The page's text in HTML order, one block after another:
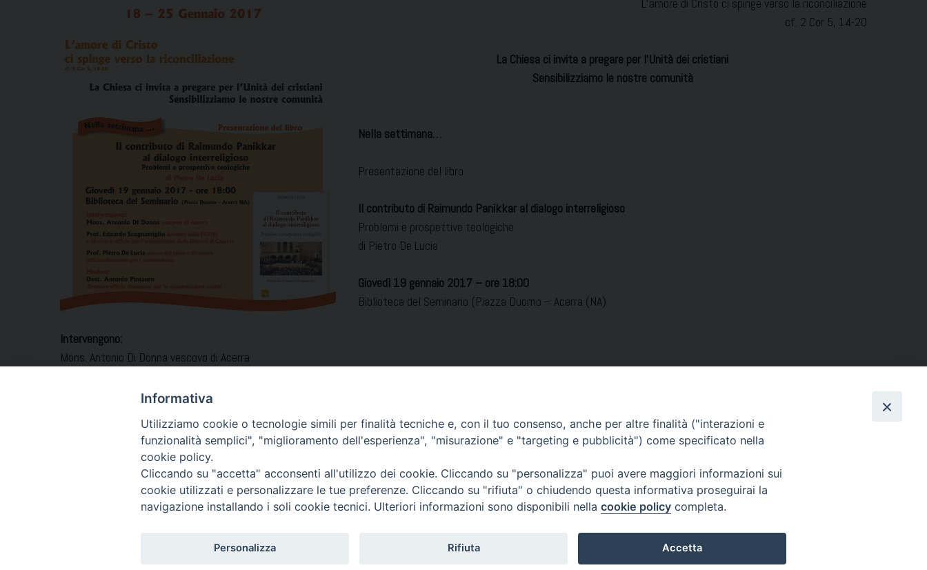
L’amore di Cristo ci spinge verso la riconciliazione
cf. 2 Cor 5, 14-20
La Chiesa ci invita a pregare per l’Unità dei cristiani
Sensibilizziamo le nostre comunità
Nella settimana…
Presentazione del libro
Il contributo di Raimundo Panikkar al dialogo interreligioso
Problemi e prospettive teologiche
di Pietro De Lucia
Giovedì 19 gennaio 2017 – ore 18:00
Biblioteca del Seminario (Piazza Duomo – Acerra (NA)
Intervengono:
Mons. Antonio Di Donna vescovo di Acerra
Prof. Pietro De Lucia autore del testo e direttore ufficio diocesano per l’ecumenismo
Dott. Antonio Pintauro direttore ufficio diocesano per le comunicazioni sociali
Piazza Duomo 7 - 80011 Acerra (NA) - Tel/Fax 081 5209329 - ced@diocesiacerra.it © 2019Diocesi di Acerra
Informativa
Utilizziamo cookie o tecnologie simili per finalità tecniche e, con il tuo consenso, anche per altre finalità ("interazioni e
funzionalità semplici", "miglioramento dell'esperienza", "misurazione" e "targeting e pubblicità") come specificato nella
cookie policy.
Cliccando su "accetta" acconsenti all'utilizzo dei cookie. Cliccando su "personalizza" puoi avere maggiori informazioni sui
cookie utilizzati e personalizzare le tue preferenze. Cliccando su "rifiuta" o chiudendo questa informativa proseguirai la
navigazione installando i soli cookie tecnici. Ulteriori informazioni sono disponibili nella cookie policy completa.
Personalizza Rifiuta Accetta